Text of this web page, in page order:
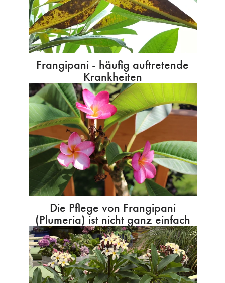
Frangipani - häufig auftretende
Krankheiten
Die Pflege von Frangipani
(Plumeria) ist nicht ganz einfach